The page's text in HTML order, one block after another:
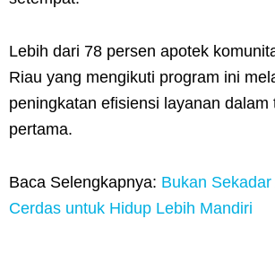
Lebih dari 78 persen apotek
Riau yang mengikuti program ini
peningkatan efisiensi layanan dalam
pertama.
Baca Selengkapnya: Bukan
Cerdas untuk Hidup Lebih Mandiri